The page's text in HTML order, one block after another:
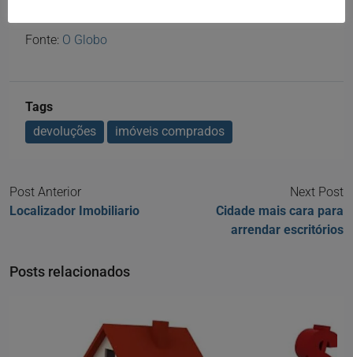
Fonte: O Globo
Tags
devoluções
imóveis comprados
Post Anterior
Localizador Imobiliario
Next Post
Cidade mais cara para
arrendar escritórios
Posts relacionados